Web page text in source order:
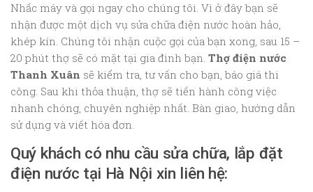
Nhấc máy và gọi ngay cho chúng tôi. Vì ở đây bạn sẽ
nhận được một dịch vụ sửa chữa điện nước hoàn hảo,
khép kín. Chúng tôi nhận cuộc gọi của bạn xong, sau 15 –
20 phút thợ sẽ có mặt tại gia đình bạn. Thợ điện nước
Thanh Xuân sẽ kiểm tra, tư vấn cho bạn, báo giá thi
công. Sau khi thỏa thuận, thợ sẽ tiến hành công việc
nhanh chóng, chuyên nghiệp nhất. Bàn giao, hướng dẫn
sử dụng và viết hóa đơn.
Quý khách có nhu cầu sửa chữa, lắp đặt
điện nước tại Hà Nội xin liên hệ: